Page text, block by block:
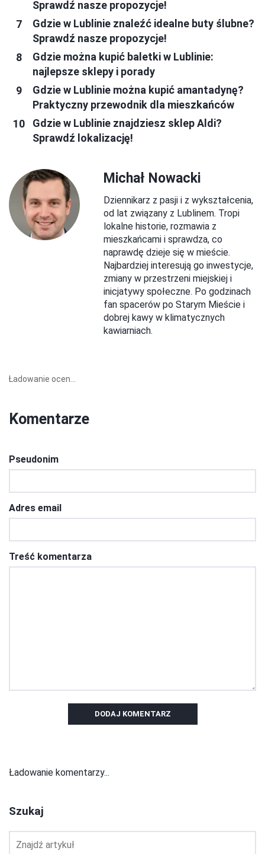
Sprawdź nasze propozycje!
Gdzie w Lublinie znaleźć idealne buty ślubne?
Sprawdź nasze propozycje!
Gdzie można kupić baletki w Lublinie:
najlepsze sklepy i porady
Gdzie w Lublinie można kupić amantadynę?
Praktyczny przewodnik dla mieszkańców
Gdzie w Lublinie znajdziesz sklep Aldi?
Sprawdź lokalizację!
Michał Nowacki
Dziennikarz z pasji i z wykształcenia,
od lat związany z Lublinem. Tropi
lokalne historie, rozmawia z
mieszkańcami i sprawdza, co
naprawdę dzieje się w mieście.
Najbardziej interesują go inwestycje,
zmiany w przestrzeni miejskiej i
inicjatywy społeczne. Po godzinach
fan spacerów po Starym Mieście i
dobrej kawy w klimatycznych
kawiarniach.
Ładowanie ocen...
Komentarze
Pseudonim
Adres email
Treść komentarza
DODAJ KOMENTARZ
Ładowanie komentarzy...
Szukaj